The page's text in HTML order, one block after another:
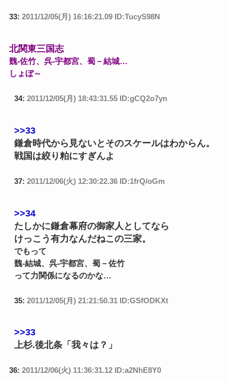
33: 2011/12/05(月) 16:16:21.09 ID:TucyS98N
北関東三国志
魏-佐竹、呉-宇都宮、蜀－結城…
しょぼ～
34: 2011/12/05(月) 18:43:31.55 ID:gCQ2o7yn
>>33
鎌倉時代から見ないとそのスケールはわからん。
戦国は絞り粕にすぎんよ
37: 2011/12/06(火) 12:30:22.36 ID:1frQ/oGm
>>34
たしかに鎌倉幕府の御家人としてなら
けっこう有力なんだねこの三家。
でもって
魏-結城、呉-宇都宮、蜀－佐竹
って力関係になるのかな…
35: 2011/12/05(月) 21:21:50.31 ID:GSfODKXt
>>33
上杉.後北条「我々は？」
36: 2011/12/06(火) 11:36:31.12 ID:a2NhE8Y0